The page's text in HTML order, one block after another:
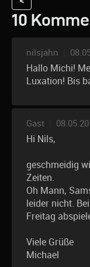
10
nilsjahn
Hallo Michi!
Luxation! Bis
Gast
Hi Nils,
geschmeidig
Zeiten.
Oh Mann,
leider nicht.
Freitag
Viele Grüße
Michael